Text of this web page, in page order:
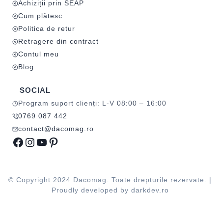
Achiziții prin SEAP
Cum plătesc
Politica de retur
Retragere din contract
Contul meu
Blog
SOCIAL
Program suport clienți: L-V 08:00 – 16:00
0769 087 442
contact@dacomag.ro
Facebook
Instagram
YouTube
Pinterest
© Copyright 2024 Dacomag. Toate drepturile rezervate. |
Proudly developed by darkdev.ro